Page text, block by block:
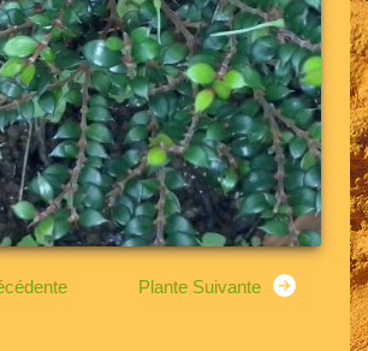
Plante Suivante